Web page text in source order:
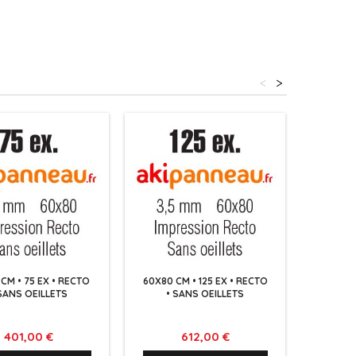
>
<
• 75 EX • RECTO
OEILLETS
Prix
401,00 €
60X80 CM • 125 EX • RECTO
• SANS OEILLETS
Prix
612,00 €